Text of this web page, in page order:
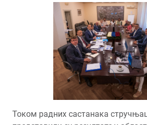
Током радних састанака